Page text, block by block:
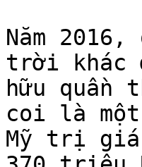
Năm
trời khác
hữu quần
coi là một
Mỹ trị giá